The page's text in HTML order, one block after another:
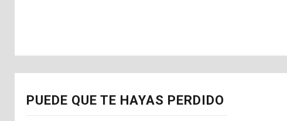
PUEDE QUE TE HAYAS PERDIDO